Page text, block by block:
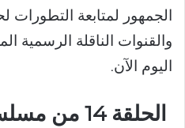
الجمهور لمتابعة
والقنوات الناقلة
اليوم الآن.